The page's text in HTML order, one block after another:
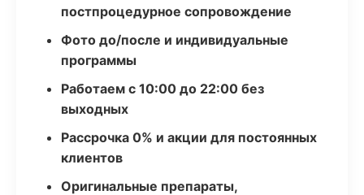
постпроцедурное сопровождение
Фото до/после и индивидуальные
программы
Работаем с 10:00 до 22:00 без
выходных
Рассрочка 0% и акции для постоянных
клиентов
Оригинальные препараты,